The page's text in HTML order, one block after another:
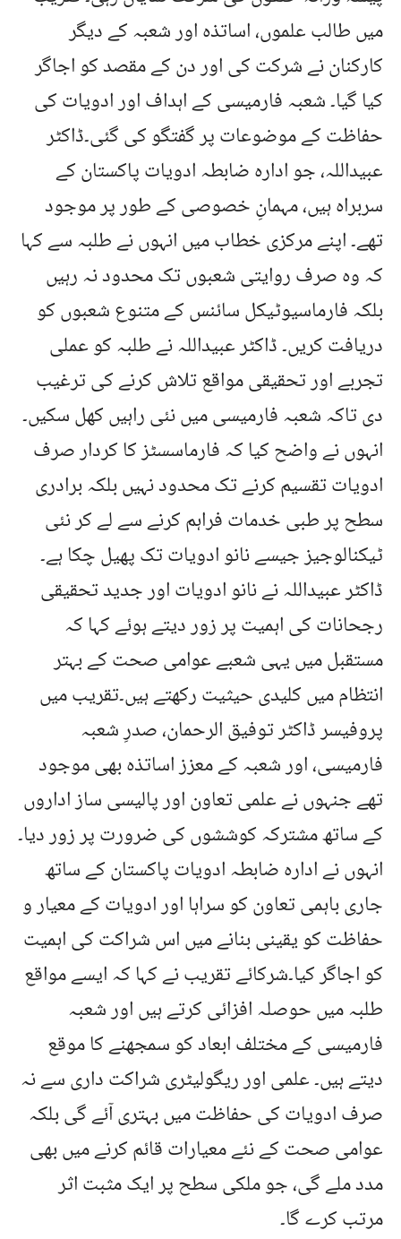
میں طالب علموں، اساتذہ اور شعبہ کے دیگر
کارکنان نے شرکت کی اور دن کے مقصد کو اجاگر
کیا گیا۔ شعبہ فارمیسی کے اہداف اور ادویات کی
حفاظت کے موضوعات پر گفتگو کی گئی۔ڈاکٹر
عبیداللہ، جو ادارہ ضابطہ ادویات پاکستان کے
سربراہ ہیں، مہمانِ خصوصی کے طور پر موجود
تھے۔ اپنے مرکزی خطاب میں انہوں نے طلبہ سے کہا
کہ وہ صرف روایتی شعبوں تک محدود نہ رہیں
بلکہ فارماسیوٹیکل سائنس کے متنوع شعبوں کو
دریافت کریں۔ ڈاکٹر عبیداللہ نے طلبہ کو عملی
تجربے اور تحقیقی مواقع تلاش کرنے کی ترغیب
دی تاکہ شعبہ فارمیسی میں نئی راہیں کھل سکیں۔
انہوں نے واضح کیا کہ فارماسسٹز کا کردار صرف
ادویات تقسیم کرنے تک محدود نہیں بلکہ برادری
سطح پر طبی خدمات فراہم کرنے سے لے کر نئی
ٹیکنالوجیز جیسے نانو ادویات تک پھیل چکا ہے۔
ڈاکٹر عبیداللہ نے نانو ادویات اور جدید تحقیقی
رجحانات کی اہمیت پر زور دیتے ہوئے کہا کہ
مستقبل میں یہی شعبے عوامی صحت کے بہتر
انتظام میں کلیدی حیثیت رکھتے ہیں۔تقریب میں
پروفیسر ڈاکٹر توفیق الرحمان، صدرِ شعبہ
فارمیسی، اور شعبہ کے معزز اساتذہ بھی موجود
تھے جنہوں نے علمی تعاون اور پالیسی ساز اداروں
کے ساتھ مشترکہ کوششوں کی ضرورت پر زور دیا۔
انہوں نے ادارہ ضابطہ ادویات پاکستان کے ساتھ
جاری باہمی تعاون کو سراہا اور ادویات کے معیار و
حفاظت کو یقینی بنانے میں اس شراکت کی اہمیت
کو اجاگر کیا۔شرکائے تقریب نے کہا کہ ایسے مواقع
طلبہ میں حوصلہ افزائی کرتے ہیں اور شعبہ
فارمیسی کے مختلف ابعاد کو سمجھنے کا موقع
دیتے ہیں۔ علمی اور ریگولیٹری شراکت داری سے نہ
صرف ادویات کی حفاظت میں بہتری آئے گی بلکہ
عوامی صحت کے نئے معیارات قائم کرنے میں بھی
مدد ملے گی، جو ملکی سطح پر ایک مثبت اثر
مرتب کرے گا۔